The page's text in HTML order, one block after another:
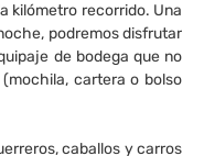
kilómetro recorrido. Una
podremos disfrutar
de bodega que no
cartera o bolso
caballos y carros